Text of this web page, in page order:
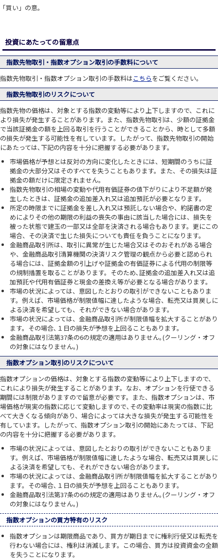
｢買い」の意。
投資にあたっての留意点
指数先物取引・指数オプション取引の手数料について
指数先物取引・指数オプション取引の手数料はこちら をご覧ください。
指数先物取引のリスクについて
指数先物の価格は、対象とする指数の変動等により上下しますので、これに
より損失が発生することがあります。また、指数先物取引は、少額の証拠金
で当該証拠金の額を上回る取引を行うことができることから、時として多額
の損失が発生する可能性を有しています。したがって、指数先物取引の開始
にあたっては､下記の内容を十分に把握する必要があります。
市場価格が予想とは反対の方向に変化したときには、短期間のうちに証
拠金の大部分又はそのすべてを失うこともあります。また、その損失は証
拠金の額だけに限定されません。
指数先物取引の相場の変動や代用有価証券の値下がりにより不足額が発
生したときは、証拠金の追加差入れ又は追加預託が必要となります。
所定の時限までに証拠金を差し入れ又は預託しない場合や、約諾書の定
めによりその他の期限の利益の喪失の事由に該当した場合には、損失を
被った状態で建玉の一部又は全部を決済される場合もあります。更にこの
場合、その決済で生じた損失についても責任を負うことになります。
金融商品取引所は、取引に異常が生じた場合又はそのおそれがある場合
や、金融商品取引清算機関の決済リスク管理の観点から必要と認められ
る場合には、証拠金額の引上げや証拠金の有価証券による代用の制限等
の規制措置を取ることがあります。そのため､証拠金の追加差入れ又は追
加預託や代用有価証券と現金の差換え等が必要となる場合があります。
市場の状況によっては、意図したとおりの取引ができないこともありま
す。例えば、市場価格が制限値幅に達したような場合、転売又は買戻しに
よる決済を希望しても、それができない場合があります。
市場の状況によっては、金融商品取引所が制限値幅を拡大することがあり
ます。その場合､１日の損失が予想を上回ることもあります。
金融商品取引法第37条の6の規定の適用はありません｡(クーリング・オフ
の対象にはなりません｡)
指数オプション取引のリスクについて
指数オプションの価格は、対象とする指数の変動等により上下しますので、
これにより損失が発生することがあります。なお、オプションを行使できる
期間には制限がありますので留意が必要です。また、指数オプションは、市
場価格が現実の指数に応じて変動しますので､その変動率は現実の指数に比
べて大きくなる傾向があり、場合によっては大きな損失が発生する可能性を
有しています。したがって、指数オプション取引の開始にあたっては、下記
の内容を十分に把握する必要があります。
市場の状況によっては、意図したとおりの取引ができないこともありま
す。例えば、市場価格が制限値幅に達したような場合、転売又は買戻しに
よる決済を希望しても、それができない場合があります。
市場の状況によっては、金融商品取引所が制限値幅を拡大することがあり
ます。その場合､１日の損失が予想を上回ることもあります。
金融商品取引法第37条の6の規定の適用はありません｡(クーリング・オフ
の対象にはなりません｡)
指数オプションの買方特有のリスク
指数オプションは期限商品であり、買方が期日までに権利行使又は転売を
行わない場合には、権利は消滅します。この場合、買方は投資資金の全額
を失うことになります。